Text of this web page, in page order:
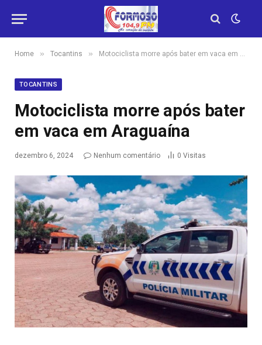
Home » Tocantins » Motociclista morre após bater em vaca em Araguaína
TOCANTINS
Motociclista morre após bater
em vaca em Araguaína
dezembro 6, 2024 Nenhum comentário 0 Visitas